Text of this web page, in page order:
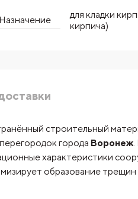
Назначение
для кладки
кирпича)
строительный
города Воронеж.
характеристики
образование